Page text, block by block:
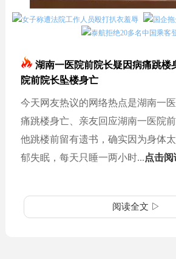
女子称遭法院工作人员殴打扒衣羞辱
国企
泰航拒绝20多名中国乘客
湖南一医院前院长疑因病痛跳楼
院前院长坠楼身亡
今天网友热议的网络热点是湖南一
痛跳楼身亡、亲友回应湖南一医院
他跳楼前留有遗书，确实因为身体
郁失眠，每天只睡一两小时...点击
阅读全文 ▷